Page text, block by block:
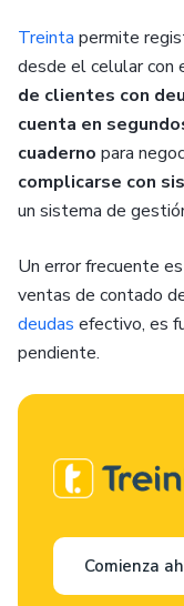
Treinta permite
desde el celular con
de clientes con
cuenta en
cuaderno para
complicarse con
un sistema de
Un error frecuente
ventas de contado
deudas efectivo, es
pendiente.
Comienza